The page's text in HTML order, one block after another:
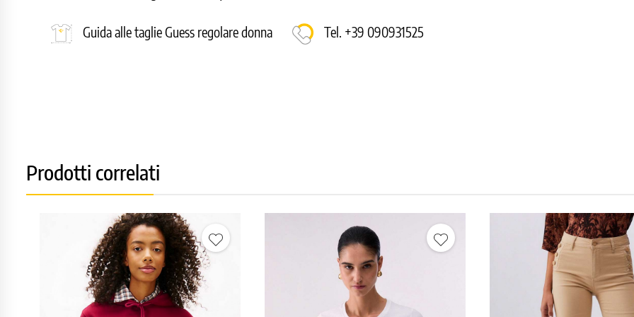
Guida alle taglie Guess regolare donna Tel. +39 090931525
Prodotti correlati